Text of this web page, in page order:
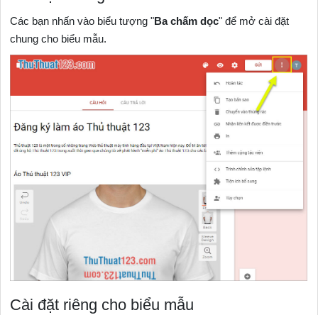
Các bạn nhấn vào biểu tượng "Ba chấm dọc" để mở cài đặt
chung cho biểu mẫu.
Cài đặt riêng cho biểu mẫu